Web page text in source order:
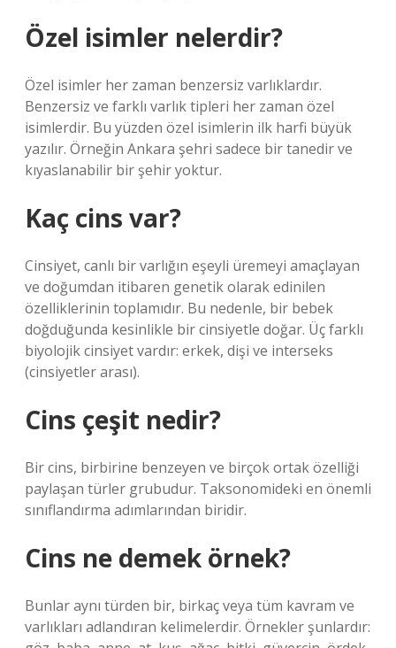
Özel isimler nelerdir?
Özel isimler her zaman benzersiz varlıklardır.
Benzersiz ve farklı varlık tipleri her zaman özel
isimlerdir. Bu yüzden özel isimlerin ilk harfi büyük
yazılır. Örneğin Ankara şehri sadece bir tanedir ve
kıyaslanabilir bir şehir yoktur.
Kaç cins var?
Cinsiyet, canlı bir varlığın eşeyli üremeyi amaçlayan
ve doğumdan itibaren genetik olarak edinilen
özelliklerinin toplamıdır. Bu nedenle, bir bebek
doğduğunda kesinlikle bir cinsiyetle doğar. Üç farklı
biyolojik cinsiyet vardır: erkek, dişi ve interseks
(cinsiyetler arası).
Cins çeşit nedir?
Bir cins, birbirine benzeyen ve birçok ortak özelliği
paylaşan türler grubudur. Taksonomideki en önemli
sınıflandırma adımlarından biridir.
Cins ne demek örnek?
Bunlar aynı türden bir, birkaç veya tüm kavram ve
varlıkları adlandıran kelimelerdir. Örnekler şunlardır: